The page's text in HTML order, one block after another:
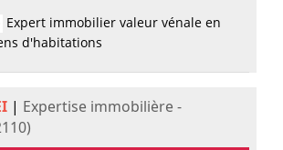
Expert immobilier valeur vénale en
d'habitations
| Expertise immobilière -